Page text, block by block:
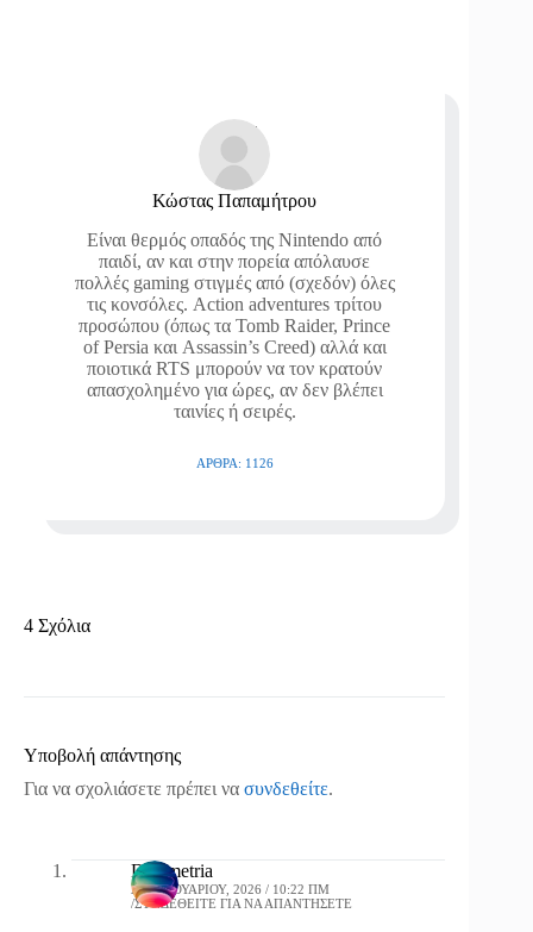
Κώστας Παπαμήτρου
Είναι θερμός οπαδός της Nintendo από
παιδί, αν και στην πορεία απόλαυσε
πολλές gaming στιγμές από (σχεδόν) όλες
τις κονσόλες. Action adventures τρίτου
προσώπου (όπως τα Tomb Raider, Prince
of Persia και Assassin’s Creed) αλλά και
ποιοτικά RTS μπορούν να τον κρατούν
απασχολημένο για ώρες, αν δεν βλέπει
ταινίες ή σειρές.
ΆΡΘΡΑ: 1126
4 Σχόλια
Υποβολή απάντησης
Για να σχολιάσετε πρέπει να συνδεθείτε.
Dosimetria
22 ΙΑΝΟΥΑΡΊΟΥ, 2026 / 10:22 ΠΜ
ΣΥΝΔΕΘΕΊΤΕ ΓΙΑ ΝΑ ΑΠΑΝΤΉΣΕΤΕ